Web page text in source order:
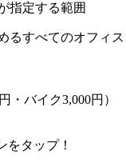
指定する範囲
るすべてのオフィス
・バイク3,000円）
をタップ！